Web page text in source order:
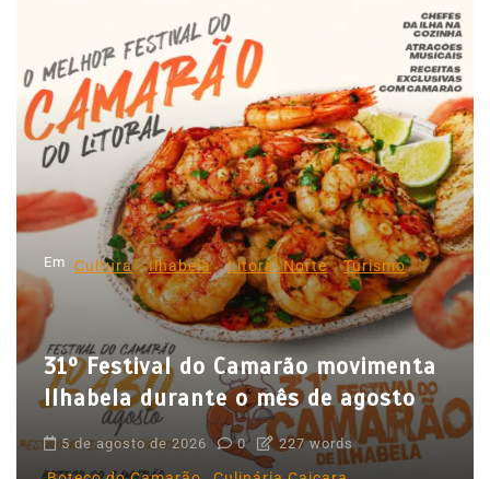
g
a
ç
o
d
e
P
s
Em Cultura Ilhabela Litoral Norte Turismo
31º Festival do Camarão movimenta
Ilhabela durante o mês de agosto
5 de agosto de 2026 0 227 words